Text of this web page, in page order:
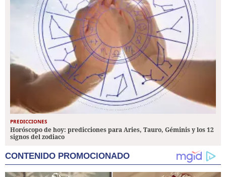
PREDICCIONES
Horóscopo de hoy: predicciones para Aries, Tauro, Géminis y los 12
signos del zodiaco
CONTENIDO PROMOCIONADO